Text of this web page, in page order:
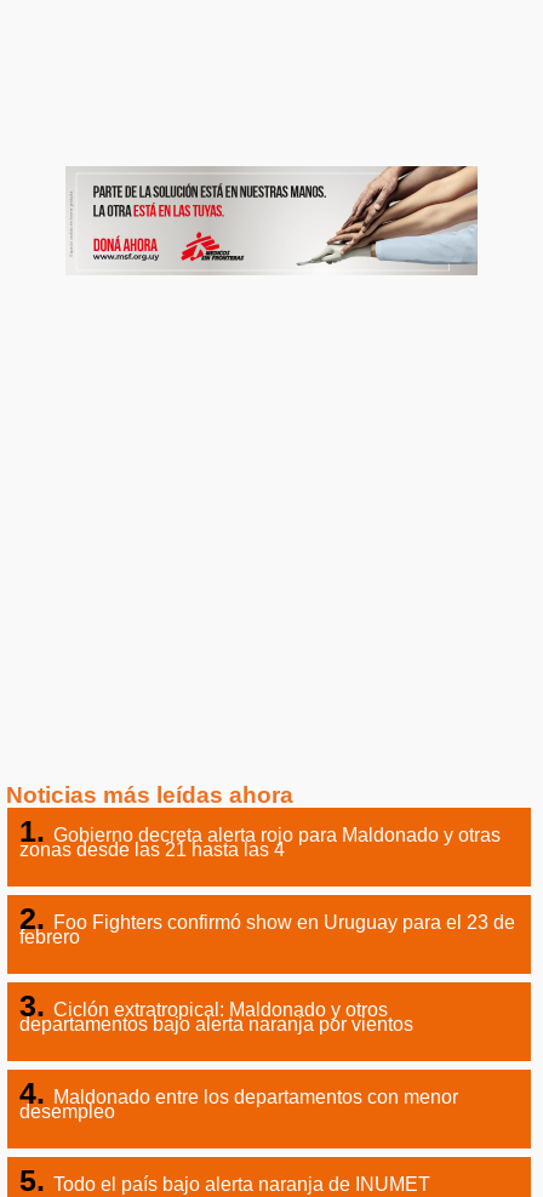
Noticias más leídas ahora
Gobierno decreta alerta rojo para Maldonado y otras
zonas desde las 21 hasta las 4
Foo Fighters confirmó show en Uruguay para el 23 de
febrero
Ciclón extratropical: Maldonado y otros
departamentos bajo alerta naranja por vientos
Maldonado entre los departamentos con menor
desempleo
Todo el país bajo alerta naranja de INUMET